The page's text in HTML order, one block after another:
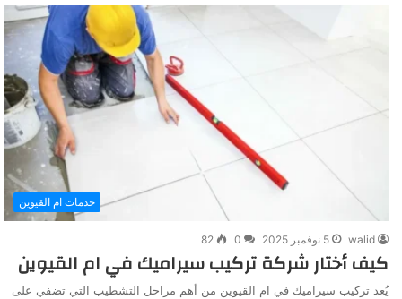
خدمات ام القيوين
walid 5 نوفمبر 2025 0
82
كيف أختار شركة تركيب سيراميك في ام القيوين
يُعد تركيب سيراميك في ام القيوين من أهم مراحل التشطيب التي تضفي على